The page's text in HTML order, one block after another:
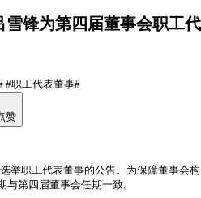
锋为第四届董事会职工
#职工代表董事#
赞
举职工代表董事的公告。为保障董事会
第四届董事会任期一致。